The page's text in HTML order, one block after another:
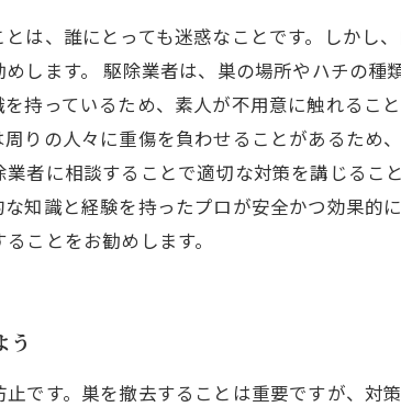
は、誰にとっても迷惑なことです。しかし
します。 駆除業者は、巣の場所やハチの
持っているため、素人が不用意に触れるこ
りの人々に重傷を負わせることがあるため
者に相談することで適切な対策を講じるこ
知識と経験を持ったプロが安全かつ効果的
ことをお勧めします。
う
です。巣を撤去することは重要ですが、対